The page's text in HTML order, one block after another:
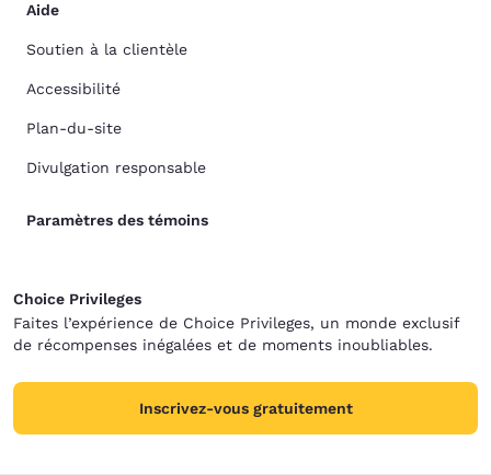
Aide
Soutien à la clientèle
Accessibilité
Plan-du-site
Divulgation responsable
Paramètres des témoins
Choice Privileges
Faites l’expérience de Choice Privileges, un monde exclusif
de récompenses inégalées et de moments inoubliables.
Inscrivez-vous gratuitement